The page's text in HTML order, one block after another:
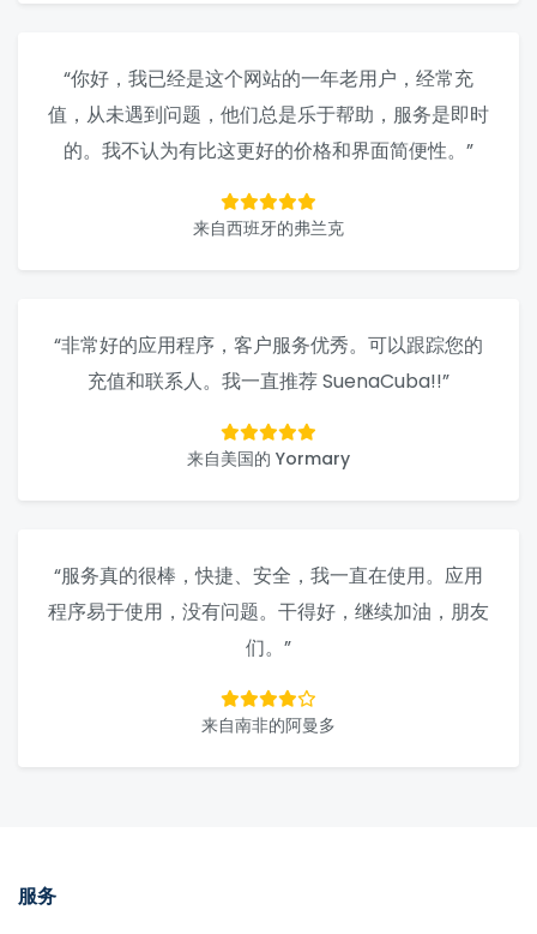
“你好，我已经是这个网站的一年老用户，经常充
值，从未遇到问题，他们总是乐于帮助，服务是即时
的。我不认为有比这更好的价格和界面简便性。”
来自西班牙的弗兰克
“非常好的应用程序，客户服务优秀。可以跟踪您的
充值和联系人。我一直推荐 SuenaCuba!!”
来自美国的 Yormary
“服务真的很棒，快捷、安全，我一直在使用。应用
程序易于使用，没有问题。干得好，继续加油，朋友
们。”
来自南非的阿曼多
服务